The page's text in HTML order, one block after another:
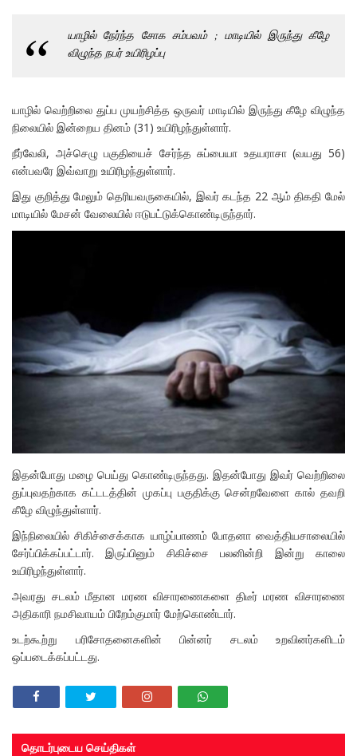
யாழில் நேர்ந்த சோக சம்பவம் ; மாடியில் இருந்து கீழே
விழுந்த நபர் உயிரிழப்பு
யாழில் வெற்றிலை துப்ப முயற்சித்த ஒருவர் மாடியில் இருந்து கீழே விழுந்த
நிலையில் இன்றைய தினம் (31) உயிரிழந்துள்ளார்.
நீர்வேலி, அச்செழு பகுதியைச் சேர்ந்த சுப்பையா உதயராசா (வயது 56)
என்பவரே இவ்வாறு உயிரிழந்துள்ளார்.
இது குறித்து மேலும் தெரியவருகையில், இவர் கடந்த 22 ஆம் திகதி மேல்
மாடியில் மேசன் வேலையில் ஈடுபட்டுக்கொண்டிருந்தார்.
இதன்போது மழை பெய்து கொண்டிருந்தது. இதன்போது இவர் வெற்றிலை
துப்புவதற்காக கட்டடத்தின் முகப்பு பகுதிக்கு சென்றவேளை கால் தவறி
கீழே விழுந்துள்ளார்.
இந்நிலையில் சிகிச்சைக்காக யாழ்ப்பாணம் போதனா வைத்தியசாலையில்
சேர்ப்பிக்கப்பட்டார். இருப்பினும் சிகிச்சை பலனின்றி இன்று காலை
உயிரிழந்துள்ளார்.
அவரது சடலம் மீதான மரண விசாரணைகளை திடீர் மரண விசாரணை
அதிகாரி நமசிவாயம் பிறேம்குமார் மேற்கொண்டார்.
உடற்கூற்று பரிசோதனைகளின் பின்னர் சடலம் உறவினர்களிடம்
ஒப்படைக்கப்பட்டது.
தொடர்புடைய செய்திகள்